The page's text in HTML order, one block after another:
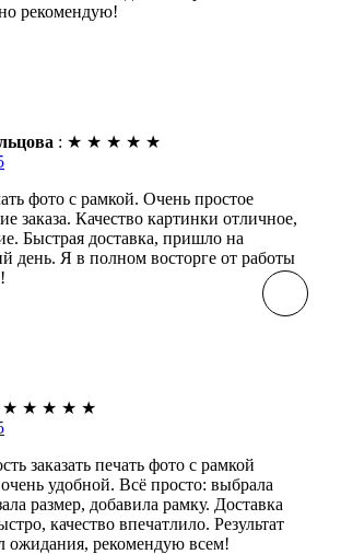
рекомендую!
: ★ ★ ★ ★ ★
фото с рамкой. Очень простое
заказа. Качество картинки отличное,
Быстрая доставка, пришло на
день. Я в полном восторге от работы
★ ★ ★ ★ ★
заказать печать фото с рамкой
очень удобной. Всё просто: выбрала
размер, добавила рамку. Доставка
качество впечатлило. Результат
ожидания, рекомендую всем!